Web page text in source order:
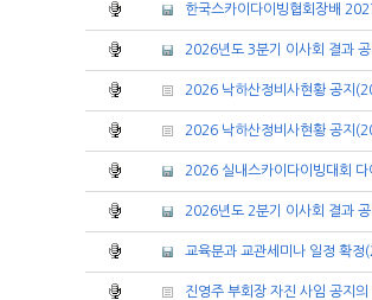
한국스카이다이빙협회장배
2026년도 3분기 이사회 결과 공
2026 낙하산정비사현황 공지
2026 낙하산정비사현황 공지
2026 실내스카이다이빙대회 다
2026년도 2분기 이사회 결과 공
교육분과 교관세미나 일정 확
진영주 부회장 자진 사임 공지의